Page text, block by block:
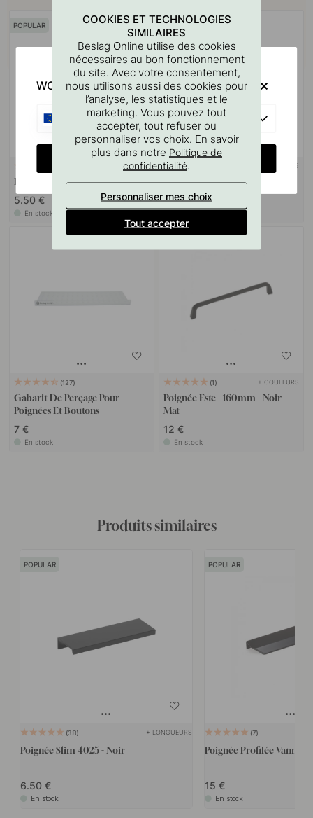
POPULAR
+ COULEURS
Bouton Como - Noir Mat
5.50 €
En stock
+ COULEURS
Bouton Como Big - Noir Mat
13 €
En stock
127
Gabarit De Perçage Pour
Poignées Et Boutons
7 €
En stock
1 + COULEURS
Poignée Este - 160mm - Noir
Mat
12 €
En stock
Produits similaires
POPULAR
38 + LONGUEURS
Poignée Slim 4025 - Noir
6.50
En stock
POPULAR
7
Poignée Profilée Vann -
15
En stock
COOKIES ET TECHNOLOGIES
SIMILAIRES
Beslag Online utilise des cookies
nécessaires au bon fonctionnement
du site. Avec votre consentement,
nous utilisons aussi des cookies pour
l’analyse, les statistiques et le
marketing. Vous pouvez tout
accepter, tout refuser ou
personnaliser vos choix. En savoir
plus dans notre Politique de
confidentialité.
Personnaliser mes choix
Tout accepter
WOULD YOU RATHER VISIT?
CHANGE COUNTRY